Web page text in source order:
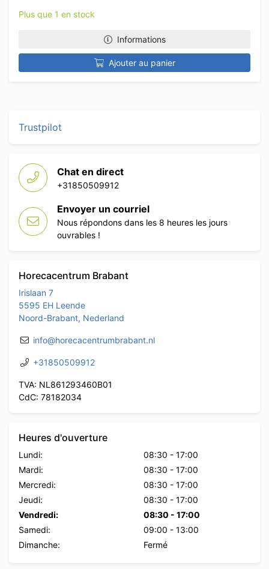
Plus que 1 en stock
Informations
Ajouter au panier
Trustpilot
Chat en direct
+31850509912
Envoyer un courriel
Nous répondons dans les 8 heures les jours
ouvrables !
Horecacentrum Brabant
Irislaan 7
5595 EH Leende
Noord-Brabant, Nederland
info@horecacentrumbrabant.nl
+31850509912
TVA: NL861293460B01
CdC: 78182034
Heures d'ouverture
Lundi: 08:30 - 17:00
Mardi:
08:30 - 17:00
Mercredi:
08:30 - 17:00
Jeudi:
08:30 - 17:00
Vendredi:
08:30 - 17:00
Samedi:
09:00 - 13:00
Dimanche:
Fermé